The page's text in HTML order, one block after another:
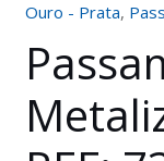
Ouro - Prata,